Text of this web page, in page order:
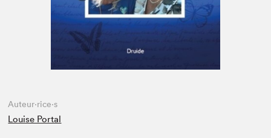
Auteur·rice·s
Louise Portal